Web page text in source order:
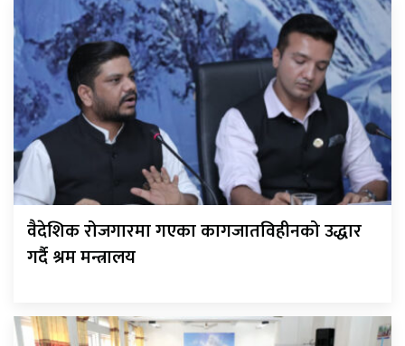
वैदेशिक रोजगारमा गएका कागजातविहीनको उद्धार
गर्दै श्रम मन्त्रालय